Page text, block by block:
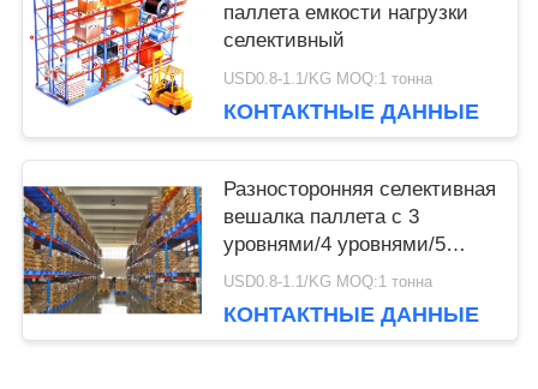
паллета емкости нагрузки
селективный
USD0.8-1.1/KG MOQ:1 тонна
КОНТАКТНЫЕ ДАННЫЕ
Разносторонняя селективная
вешалка паллета с 3
уровнями/4 уровнями/5
уровнями
USD0.8-1.1/KG MOQ:1 тонна
КОНТАКТНЫЕ ДАННЫЕ